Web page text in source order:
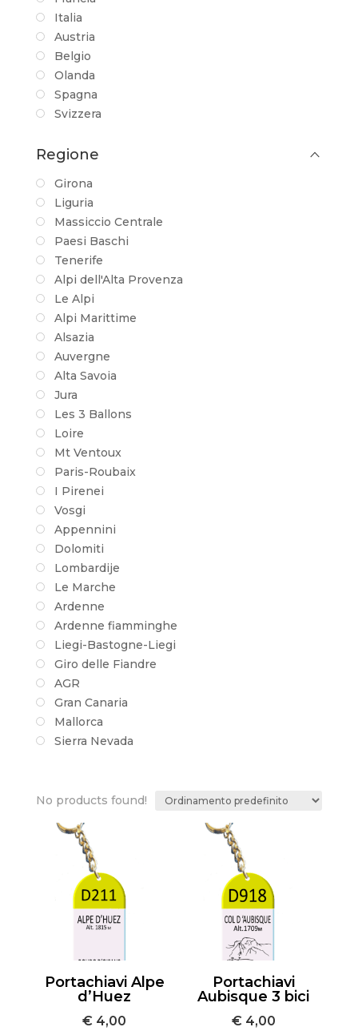
Italia
Austria
Belgio
Olanda
Spagna
Svizzera
Regione
Girona
Liguria
Massiccio Centrale
Paesi Baschi
Tenerife
Alpi dell'Alta Provenza
Le Alpi
Alpi Marittime
Alsazia
Auvergne
Alta Savoia
Jura
Les 3 Ballons
Loire
Mt Ventoux
Paris-Roubaix
I Pirenei
Vosgi
Appennini
Dolomiti
Lombardije
Le Marche
Ardenne
Ardenne fiamminghe
Liegi-Bastogne-Liegi
Giro delle Fiandre
AGR
Gran Canaria
Mallorca
Sierra Nevada
No products found!
Portachiavi Alpe
d’Huez
€ 4,00
Portachiavi
Aubisque 3 bici
€ 4,00